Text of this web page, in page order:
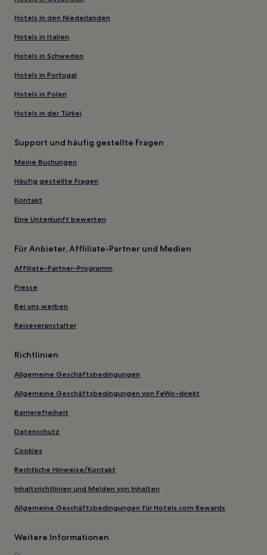
Hotels in den Niederlanden
Hotels in Italien
Hotels in Schweden
Hotels in Portugal
Hotels in Polen
Hotels in der Türkei
Support und häufig gestellte Fragen
Meine Buchungen
Häufig gestellte Fragen
Kontakt
Eine Unterkunft bewerten
Für Anbieter, Affliliate-Partner und Medien
Affiliate-Partner-Programm
Presse
Bei uns werben
Reiseveranstalter
Richtlinien
Allgemeine Geschäftsbedingungen
Allgemeine Geschäftsbedingungen von FeWo-direkt
Barrierefreiheit
Datenschutz
Cookies
Rechtliche Hinweise/Kontakt
Inhaltsrichtlinien und Melden von Inhalten
Allgemeine Geschäftsbedingungen für Hotels.com Rewards
Weitere Informationen